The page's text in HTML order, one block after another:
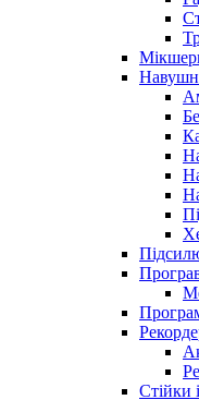
Стійки